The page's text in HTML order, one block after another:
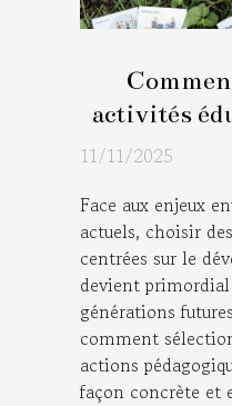
activités
11/11/2025
Face aux enjeux
actuels, choisir
centrées sur le
devient primordial
générations
comment
actions
façon concrète et